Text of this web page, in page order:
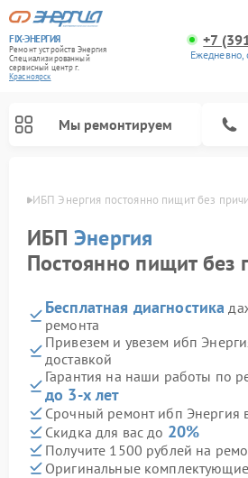
FIX-ЭНЕРГИЯ
Ремонт устройств Энергия
Специализированный
cервисный центр г.
Красноярск
+7
Мы ремонтируем
ИБП Энергия постоянно пищит без
ИБП Энергия
Постоянно пищит без
Бесплатная диагностика
ремонта
Привезем и увезем ибп
доставкой
Гарантия на наши работы по
до 3-х лет
Срочный ремонт ибп Энергия
Скидка для вас до 20%
Получите 1500 рублей на
Оригинальные